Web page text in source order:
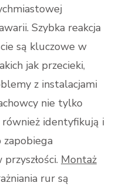
Szybka reakcja
są kluczowe w
jak przecieki,
z instalacjami
nie tylko
identyfikują i
zapobiega
Montaż
rur są